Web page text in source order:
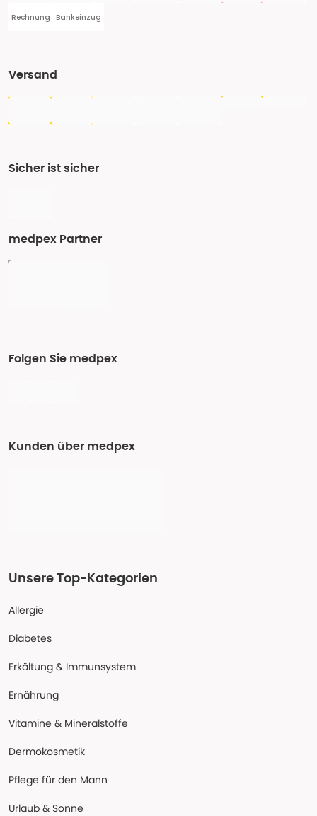
Rechnung Bankeinzug
Versand
Sicher ist sicher
medpex Partner
Folgen Sie medpex
Kunden über medpex
Unsere Top-Kategorien
Allergie
Diabetes
Erkältung & Immunsystem
Ernährung
Vitamine & Mineralstoffe
Dermokosmetik
Pflege für den Mann
Urlaub & Sonne